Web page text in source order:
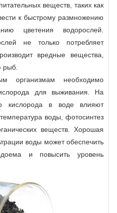
веществ, таких как
к быстрому размножению
цветения водорослей.
не только потребляет
вредные вещества,
рыб.
организмам необходимо
для выживания. На
кислорода в воде влияют
воды, фотосинтез
веществ. Хорошая
воды может обеспечить
и повысить уровень